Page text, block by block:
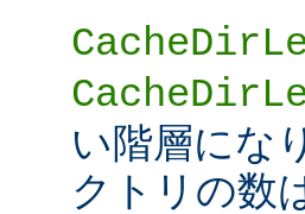
い階層にな
クトリの数